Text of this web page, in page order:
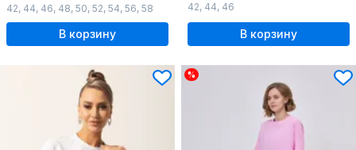
42, 44, 46, 48, 50, 52, 54, 56, 58
В корзину
42, 44, 46
В корзину
%